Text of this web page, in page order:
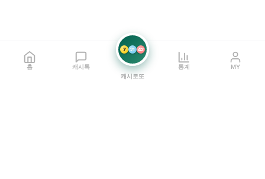
홈 캐시톡
7 21 42
캐시로또
통계 MY